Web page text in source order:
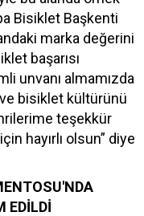
Bisiklet Başkenti
marka değerini
başarısı
unvanı almamızda
bisiklet kültürünü
teşekkür
hayırlı olsun” diye
EDİLDİ